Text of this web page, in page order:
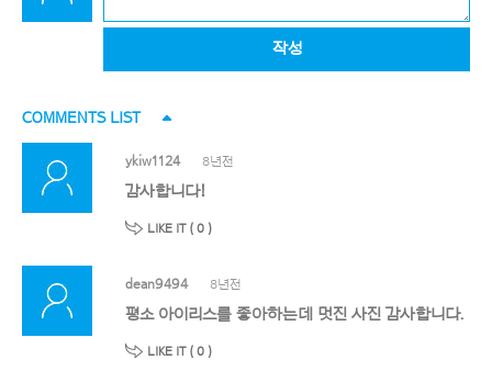
작성
COMMENTS LIST
ykiw1124 8년전
감사합니다!
LIKE IT ( 0 )
dean9494 8년전
평소 아이리스를 좋아하는데 멋진 사진 감사합니다.
LIKE IT ( 0 )